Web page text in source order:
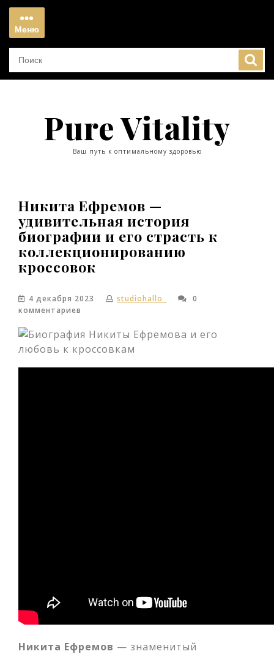
Перейти
содержимому
Меню
Меню
Pure Vitality
Ваш путь к оптимальному здоровью
Никита Ефремов —
удивительная история
биографии и его страсть к
коллекционированию
кроссовок
4 декабря 2023 studiohallo_
0
комментариев
Никита Ефремов — знаменитый